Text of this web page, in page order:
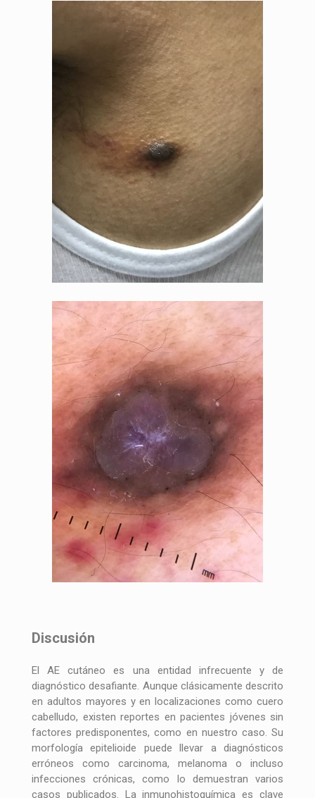
Discusión
El AE cutáneo es una entidad infrecuente y de
diagnóstico desafiante. Aunque clásicamente descrito
en adultos mayores y en localizaciones como cuero
cabelludo, existen reportes en pacientes jóvenes sin
factores predisponentes, como en nuestro caso. Su
morfología epitelioide puede llevar a diagnósticos
erróneos como carcinoma, melanoma o incluso
infecciones crónicas, como lo demuestran varios
casos publicados. La inmunohistoquímica es clave